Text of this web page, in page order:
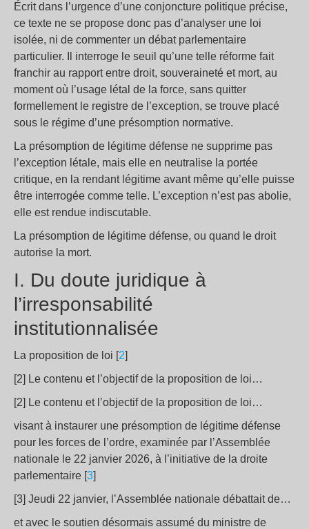
Écrit dans l’urgence d’une conjoncture politique précise,
ce texte ne se propose donc pas d’analyser une loi
isolée, ni de commenter un débat parlementaire
particulier. Il interroge le seuil qu’une telle réforme fait
franchir au rapport entre droit, souveraineté et mort, au
moment où l’usage létal de la force, sans quitter
formellement le registre de l’exception, se trouve placé
sous le régime d’une présomption normative.
La présomption de légitime défense ne supprime pas
l’exception létale, mais elle en neutralise la portée
critique, en la rendant légitime avant même qu’elle puisse
être interrogée comme telle. L’exception n’est pas abolie,
elle est rendue indiscutable.
La présomption de légitime défense, ou quand le droit
autorise la mort.
I. Du doute juridique à
l’irresponsabilité
institutionnalisée
La proposition de loi [2]
[2] Le contenu et l’objectif de la proposition de loi…
[2] Le contenu et l’objectif de la proposition de loi…
visant à instaurer une présomption de légitime défense
pour les forces de l’ordre, examinée par l’Assemblée
nationale le 22 janvier 2026, à l’initiative de la droite
parlementaire [3]
[3] Jeudi 22 janvier, l’Assemblée nationale débattait de…
et avec le soutien désormais assumé du ministre de